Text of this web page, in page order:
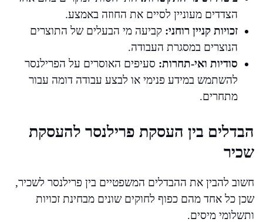
הצדדים מעוניין לסיים את החוזה באמצע.
זכויות קניין רוחני: קביעה מי הבעלים של התוצרים
הנוצרים במסגרת העבודה.
סודיות ואי-תחרות: סעיפים האוסרים על הפרילנסר
להשתמש במידע פנימי או לבצע עבודה דומה עבור
מתחרים.
הבדלים בין העסקת פרילנסר להעסקת
שכיר
חשוב להבין את ההבדלים המשפטיים בין פרילנסר לשכיר,
שכן כל אחד מהם כפוף לחוקים שונים מבחינת זכויות
ותשלומי מיסים.